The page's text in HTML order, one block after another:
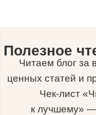
Полезное
Читаем блог за
ценных статей и
Чек-лист
к лучшему»